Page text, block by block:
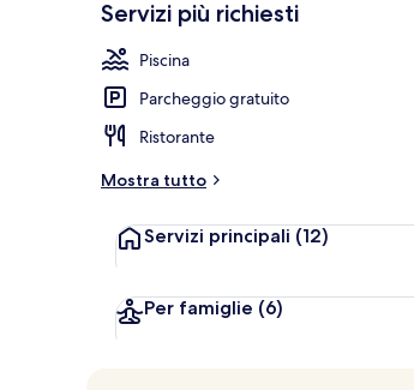
Servizi più richiesti
Piscina
Parcheggio gratuito
Ristorante
Mostra tutto
Servizi principali (12)
Per famiglie (6)